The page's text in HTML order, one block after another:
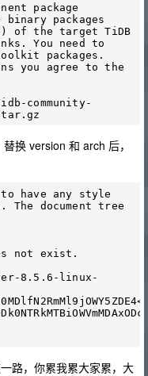
package
packages
of the target TiDB
You need to
packages.
you agree to the
community-
换 version 和 arch 后，
have any style
document tree
not exist.
8.5.6-linux-
路，你累我累大家累，大